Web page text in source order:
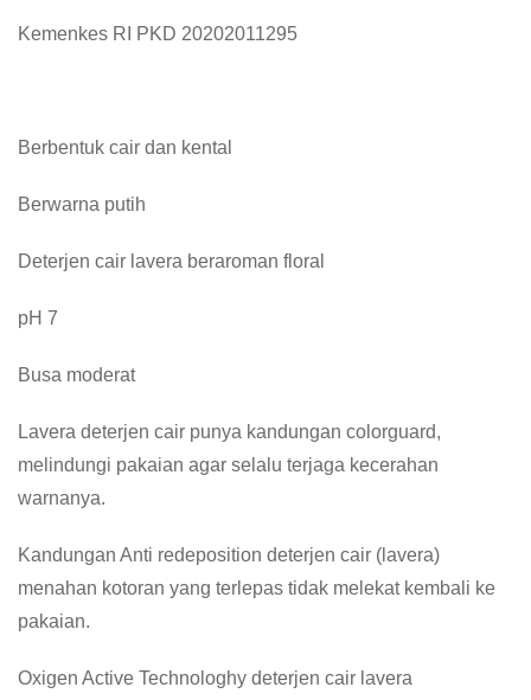
Kemenkes RI PKD 20202011295
Berbentuk cair dan kental
Berwarna putih
Deterjen cair lavera beraroman floral
pH 7
Busa moderat
Lavera deterjen cair punya kandungan colorguard,
melindungi pakaian agar selalu terjaga kecerahan
warnanya.
Kandungan Anti redeposition deterjen cair (lavera)
menahan kotoran yang terlepas tidak melekat kembali ke
pakaian.
Oxigen Active Technologhy deterjen cair lavera